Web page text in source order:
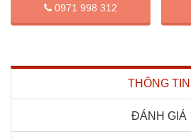
0971 998 312
THÔNG TIN
ĐÁNH GIÁ